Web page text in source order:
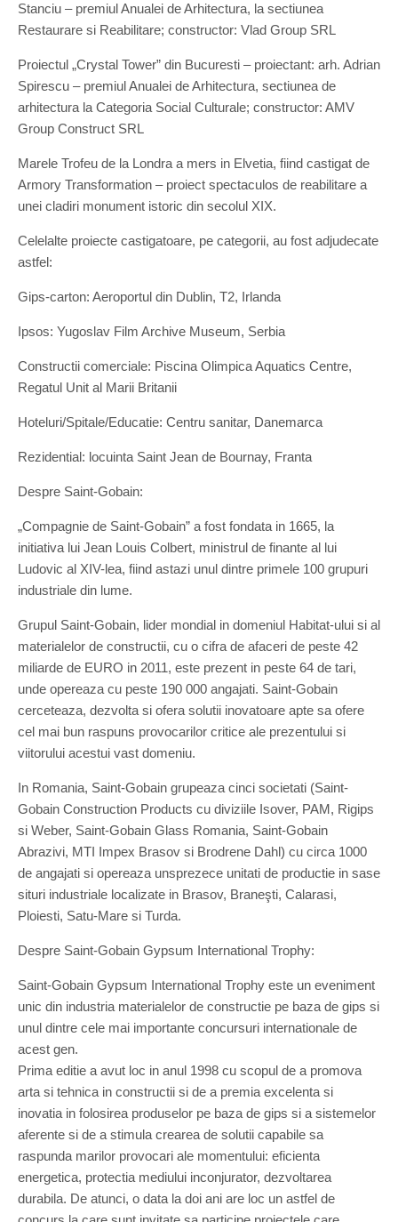
Stanciu – premiul Anualei de Arhitectura, la sectiunea
Restaurare si Reabilitare; constructor: Vlad Group SRL
Proiectul „Crystal Tower” din Bucuresti – proiectant: arh. Adrian
Spirescu – premiul Anualei de Arhitectura, sectiunea de
arhitectura la Categoria Social Culturale; constructor: AMV
Group Construct SRL
Marele Trofeu de la Londra a mers in Elvetia, fiind castigat de
Armory Transformation – proiect spectaculos de reabilitare a
unei cladiri monument istoric din secolul XIX.
Celelalte proiecte castigatoare, pe categorii, au fost adjudecate
astfel:
Gips-carton: Aeroportul din Dublin, T2, Irlanda
Ipsos: Yugoslav Film Archive Museum, Serbia
Constructii comerciale: Piscina Olimpica Aquatics Centre,
Regatul Unit al Marii Britanii
Hoteluri/Spitale/Educatie: Centru sanitar, Danemarca
Rezidential: locuinta Saint Jean de Bournay, Franta
Despre Saint-Gobain:
„Compagnie de Saint-Gobain” a fost fondata in 1665, la
initiativa lui Jean Louis Colbert, ministrul de finante al lui
Ludovic al XIV-lea, fiind astazi unul dintre primele 100 grupuri
industriale din lume.
Grupul Saint-Gobain, lider mondial in domeniul Habitat-ului si al
materialelor de constructii, cu o cifra de afaceri de peste 42
miliarde de EURO in 2011, este prezent in peste 64 de tari,
unde opereaza cu peste 190 000 angajati. Saint-Gobain
cerceteaza, dezvolta si ofera solutii inovatoare apte sa ofere
cel mai bun raspuns provocarilor critice ale prezentului si
viitorului acestui vast domeniu.
In Romania, Saint-Gobain grupeaza cinci societati (Saint-
Gobain Construction Products cu diviziile Isover, PAM, Rigips
si Weber, Saint-Gobain Glass Romania, Saint-Gobain
Abrazivi, MTI Impex Brasov si Brodrene Dahl) cu circa 1000
de angajati si opereaza unsprezece unitati de productie in sase
situri industriale localizate in Brasov, Braneşti, Calarasi,
Ploiesti, Satu-Mare si Turda.
Despre Saint-Gobain Gypsum International Trophy:
Saint-Gobain Gypsum International Trophy este un eveniment
unic din industria materialelor de constructie pe baza de gips si
unul dintre cele mai importante concursuri internationale de
acest gen.
Prima editie a avut loc in anul 1998 cu scopul de a promova
arta si tehnica in constructii si de a premia excelenta si
inovatia in folosirea produselor pe baza de gips si a sistemelor
aferente si de a stimula crearea de solutii capabile sa
raspunda marilor provocari ale momentului: eficienta
energetica, protectia mediului inconjurator, dezvoltarea
durabila. De atunci, o data la doi ani are loc un astfel de